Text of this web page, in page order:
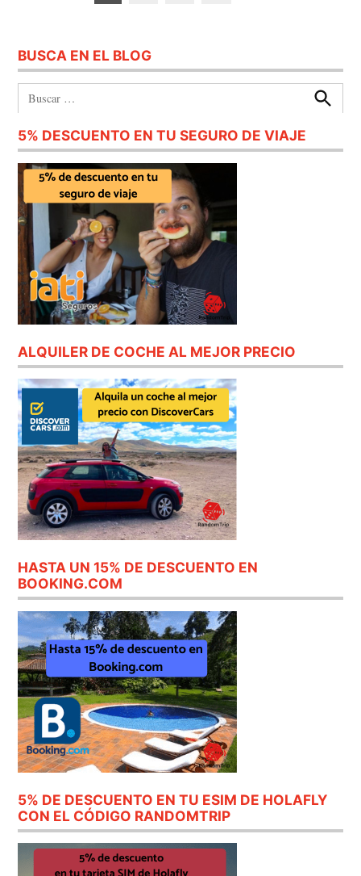
BUSCA EN EL BLOG
Buscar:
Buscar
5% DESCUENTO EN TU SEGURO DE VIAJE
ALQUILER DE COCHE AL MEJOR PRECIO
HASTA UN 15% DE DESCUENTO EN
BOOKING.COM
5% DE DESCUENTO EN TU ESIM DE HOLAFLY
CON EL CÓDIGO RANDOMTRIP